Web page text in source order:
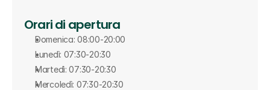
Orari di apertura
Domenica: 08:00-20:00
Lunedì: 07:30-20:30
Martedì: 07:30-20:30
Mercoledì: 07:30-20:30